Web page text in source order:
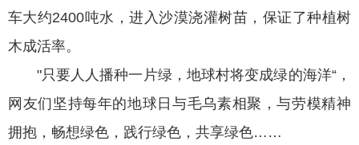
车大约2400吨水，进入沙漠浇灌树苗，保证了种植树
木成活率。
"只要人人播种一片绿，地球村将变成绿的海洋“，
网友们坚持每年的地球日与毛乌素相聚，与劳模精神
拥抱，畅想绿色，践行绿色，共享绿色……